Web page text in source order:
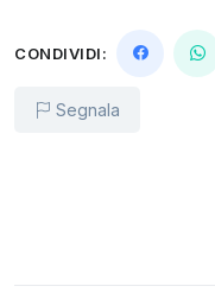
CONDIVIDI:
Segnala